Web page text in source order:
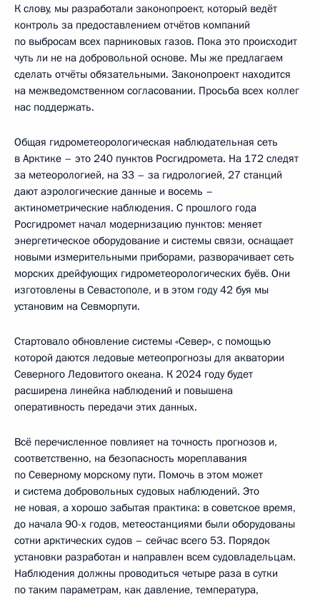
К слову, мы разработали законопроект, который ведёт
контроль за предоставлением отчётов компаний
по выбросам всех парниковых газов. Пока это происходит
чуть ли не на добровольной основе. Мы же предлагаем
сделать отчёты обязательными. Законопроект находится
на межведомственном согласовании. Просьба всех коллег
нас поддержать.
Общая гидрометеорологическая наблюдательная сеть
в Арктике – это 240 пунктов Росгидромета. На 172 следят
за метеорологией, на 33 – за гидрологией, 27 станций
дают аэрологические данные и восемь –
актинометрические наблюдения. С прошлого года
Росгидромет начал модернизацию пунктов: меняет
энергетическое оборудование и системы связи, оснащает
новыми измерительными приборами, разворачивает сеть
морских дрейфующих гидрометеорологических буёв. Они
изготовлены в Севастополе, и в этом году 42 буя мы
установим на Севморпути.
Стартовало обновление системы «Север», с помощью
которой даются ледовые метеопрогнозы для акватории
Северного Ледовитого океана. К 2024 году будет
расширена линейка наблюдений и повышена
оперативность передачи этих данных.
Всё перечисленное повлияет на точность прогнозов и,
соответственно, на безопасность мореплавания
по Северному морскому пути. Помочь в этом может
и система добровольных судовых наблюдений. Это
не новая, а хорошо забытая практика: в советское время,
до начала 90-х годов, метеостанциями были оборудованы
сотни арктических судов – сейчас всего 53. Порядок
установки разработан и направлен всем судовладельцам.
Наблюдения должны проводиться четыре раза в сутки
по таким параметрам, как давление, температура,